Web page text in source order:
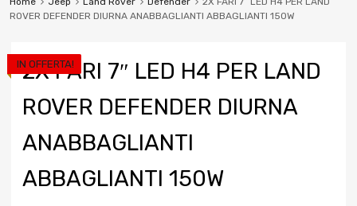
ROVER DEFENDER DIURNA ANABBAGLIANTI ABBAGLIANTI 150W
2X FARI 7″ LED H4 PER LAND
ROVER DEFENDER DIURNA
ANABBAGLIANTI
ABBAGLIANTI 150W
IN OFFERTA!